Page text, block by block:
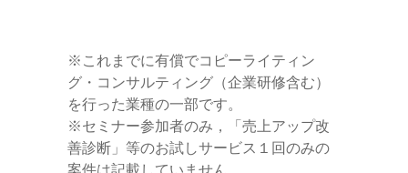
※これまでに有償でコピーライティン
グ・コンサルティング（企業研修含む）
を行った業種の一部です。
※セミナー参加者のみ，「売上アップ改
善診断」等のお試しサービス１回のみの